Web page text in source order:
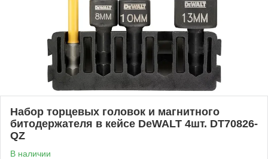
Набор торцевых головок и магнитного
битодержателя в кейсе DeWALT 4шт. DT70826-
QZ
В наличии